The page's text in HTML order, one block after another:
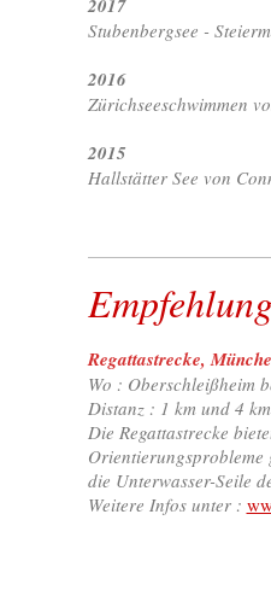
2017
Stubenbergsee -
2016
Zürichseeschwimmen
2015
Hallstätter See von
Regattastrecke,
Wo : Oberschleißheim
Distanz : 1 km und 4 km
Die Regattastrecke
die Unterwasser-Seile
Weitere Infos unter :